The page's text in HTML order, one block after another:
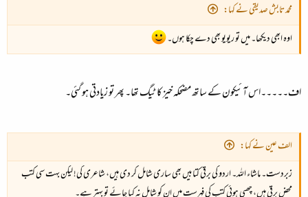
محمد تابش صدیقی نے کہا:
اوہ ابھی دیکھا۔ میں تو ریویو بھی دے چکا ہوں۔
اف۔۔۔۔۔اس آئیکون کے ساتھ مضحکہ خیز کا ٹیگ تھا۔ پھر تو زیادتی ہو گئی۔
الف عین نے کہا:
زبردست۔ ماشاء اللہ۔ اردو کی برقی کتابیں بھی ساری شامل کر دی ہیں، شاعری کی! لیکن بہت سی کتب